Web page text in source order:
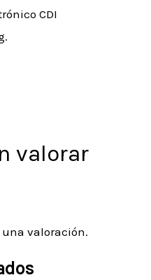
CDI
valorar
valoración.